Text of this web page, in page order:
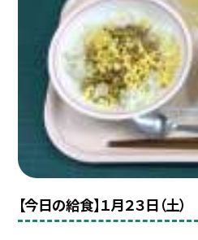
【今日の給食】１月２３日（土）